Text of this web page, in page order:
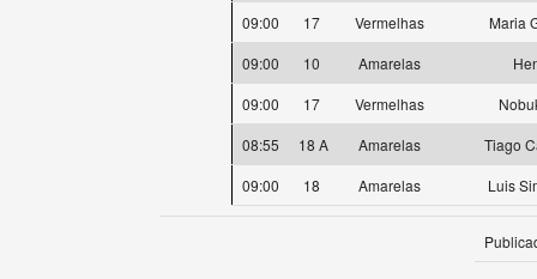
09:00
17 Vermelhas
Maria
09:00
10 Amarelas
09:00
17 Vermelhas
08:55
18 A Amarelas
Tiago
09:00
18 Amarelas Luis